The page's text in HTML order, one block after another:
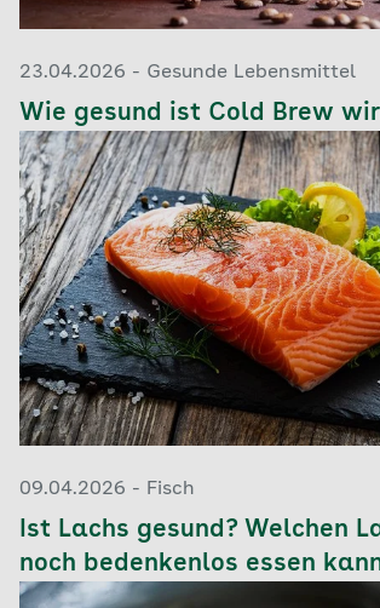
23.04.2026 - Gesunde Lebensmittel
Wie gesund ist Cold Brew
09.04.2026 - Fisch
Ist Lachs gesund? Welchen
noch bedenkenlos essen